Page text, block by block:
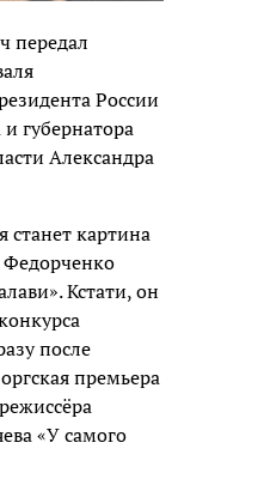
передал
России
губернатора
Александра
картина
Федорченко
Кстати, он
после
премьера
«У самого